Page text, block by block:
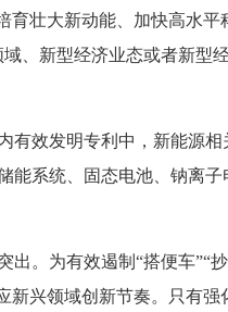
壮大新动能、加快高水平
、新型经济业态或者新型
有效发明专利中，新能源
能系统、固态电池、钠离
。为有效遏制“搭便车”“
兴领域创新节奏。只有强